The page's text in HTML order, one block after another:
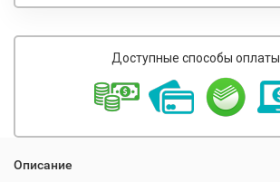
Доступные способы оплаты
Описание